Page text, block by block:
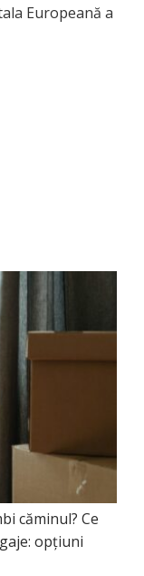
Europeană a
căminul? Ce
opțiuni